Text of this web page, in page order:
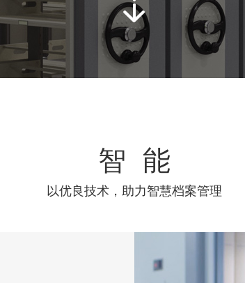
智 能
以优良技术，助力智慧档案管理